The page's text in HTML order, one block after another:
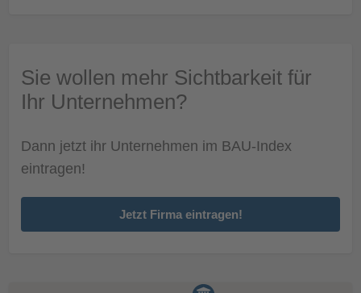
Sie wollen mehr Sichtbarkeit für
Ihr Unternehmen?
Dann jetzt ihr Unternehmen im BAU-Index
eintragen!
Jetzt Firma eintragen!